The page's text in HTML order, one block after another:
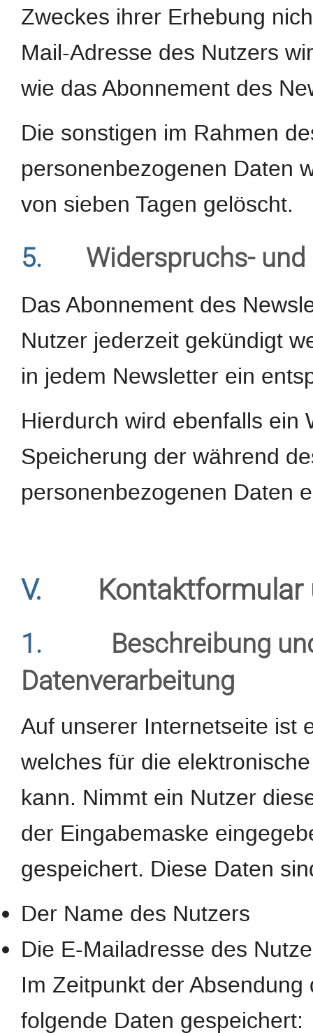
Zweckes ihrer Erhebung
Mail-Adresse des Nutzers
wie das Abonnement des
Die sonstigen im Rahmen
personenbezogenen Daten
von sieben Tagen gelöscht.
5. Widerspruchs-
Das Abonnement des
Nutzer jederzeit gekündigt
in jedem Newsletter ein
Hierdurch wird ebenfalls ein
Speicherung der während
personenbezogenen Daten
V. Kontaktformular
1.
Beschreibung
Datenverarbeitung
Auf unserer Internetseite ist
welches für die
kann. Nimmt ein Nutzer
der Eingabemaske
gespeichert. Diese Daten
Der Name des Nutzers
Die E-Mailadresse des
Im Zeitpunkt der
folgende Daten gespeichert: